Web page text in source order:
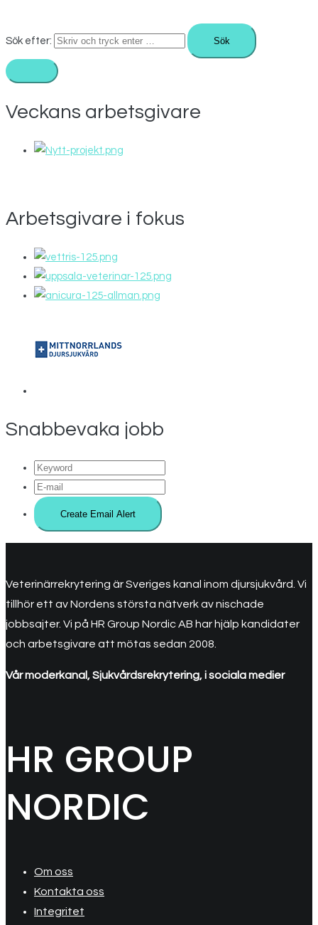
Sök efter:
Veckans arbetsgivare
Arbetsgivare i fokus
Snabbevaka jobb
Veterinärrekrytering är Sveriges kanal inom djursjukvård. Vi
tillhör ett av Nordens största nätverk av nischade
jobbsajter. Vi på HR Group Nordic AB har hjälp kandidater
och arbetsgivare att mötas sedan 2008.
Vår moderkanal, Sjukvårdsrekrytering, i sociala medier
HR GROUP
NORDIC
Om oss
Kontakta oss
Integritet